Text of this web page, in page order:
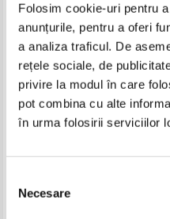
Folosim cookie-uri pentru
anunțurile, pentru a oferi
a analiza traficul. De
rețele sociale, de
privire la modul în care
pot combina cu alte
în urma folosirii serviciilor
consimțământului
Necesare
Leacuri de sanatate, volumul 2 C
16,00Lei 12,80
Adaugă în coș